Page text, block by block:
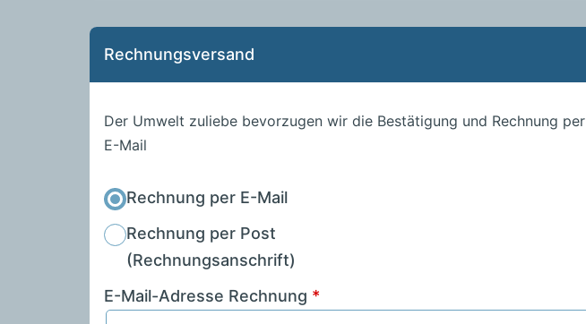
Rechnungsversand
Der Umwelt zuliebe bevorzugen wir die Bestätigung und Rechnung per
E-Mail
Rechnung per E-Mail
Rechnung per Post
(Rechnungsanschrift)
E-Mail-Adresse Rechnung *